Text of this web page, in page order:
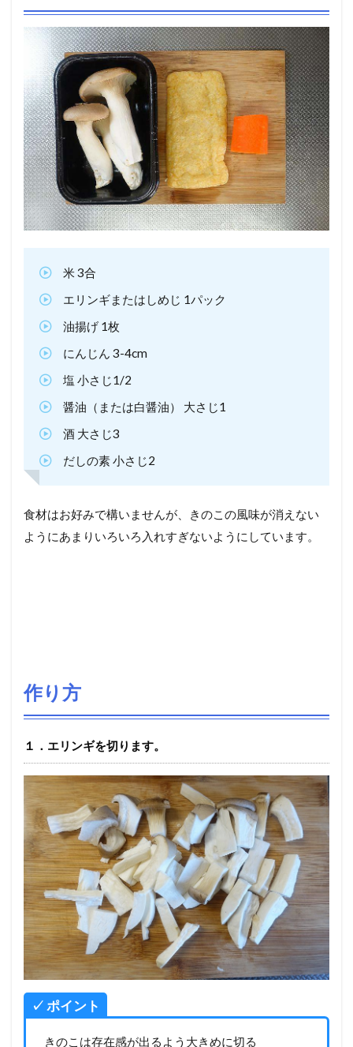
米 3合
エリンギまたはしめじ 1パック
油揚げ 1枚
にんじん 3-4cm
塩 小さじ1/2
醤油（または白醤油） 大さじ1
酒 大さじ3
だしの素 小さじ2
食材はお好みで構いませんが、きのこの風味が消えない
ようにあまりいろいろ入れすぎないようにしています。
作り方
１．エリンギを切ります。
✓ ポイント
きのこは存在感が出るよう大きめに切る